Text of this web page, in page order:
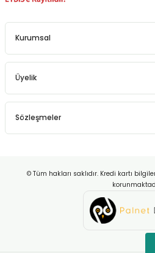
Kurumsal
Üyelik
Sözleşmeler
© Tüm hakları saklıdır. Kredi kartı